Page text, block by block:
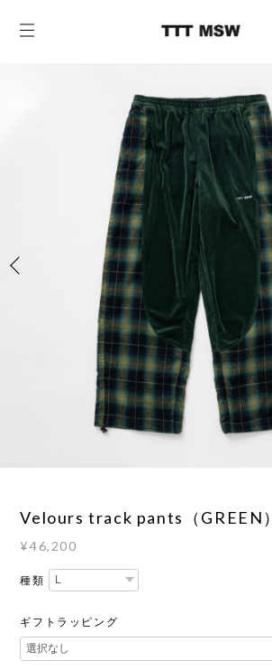
Velours track pants（GREEN）
¥46,200
種類
ギフトラッピング